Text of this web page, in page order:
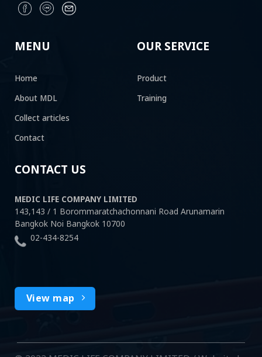
MENU
Home
About MDL
Collect articles
Contact
OUR SERVICE
Product
Training
CONTACT US
MEDIC LIFE COMPANY LIMITED
143,143 / 1 Borommaratchachonnani Road Arunamarin
Bangkok Noi Bangkok 10700
02-434-8254
View map